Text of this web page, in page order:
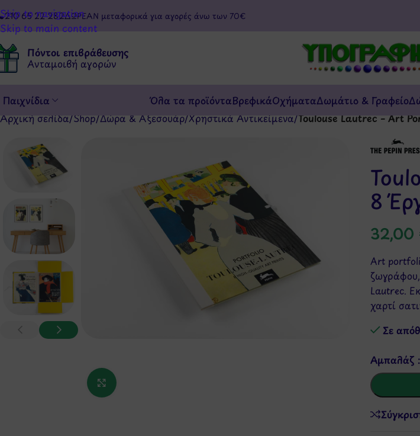
Skip to navigation
Skip to main content
210 65 22 282ΔΩΡΕΑΝ μεταφορικά για αγορές άνω των 70€
Πόντοι επιβράβευσης
Ανταμοιβή αγορών
Παιχνίδια Όλα τα προϊόνταΒρεφικάΟχήματαΔωμάτιο & Γραφείο
Αρχική σελίδα/Shop/Δώρα & Αξεσουάρ/Χρηστικά Αντικείμενα/Toulouse Lautrec – Art
8
32,00
Art
Lautrec.
χαρτί
Σε
Αμπαλάζ :